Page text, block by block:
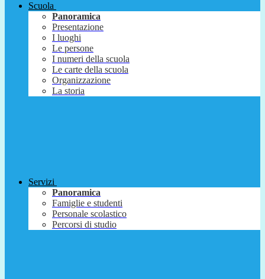
Scuola
Panoramica
Presentazione
I luoghi
Le persone
I numeri della scuola
Le carte della scuola
Organizzazione
La storia
Servizi
Panoramica
Famiglie e studenti
Personale scolastico
Percorsi di studio